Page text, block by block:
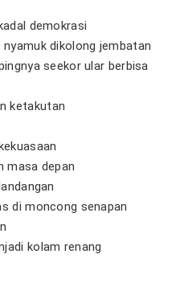
demokrasi
dikolong jembatan
seekor ular berbisa
ketakutan
masa depan
di moncong senapan
kolam renang